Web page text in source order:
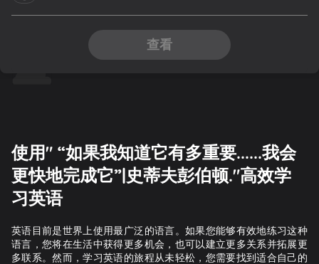
查看
使用" “如果我知道它有多重要......我会
更快地完成它”|史蒂夫彭伯顿."高效学
习英语
英语目前是世界上使用最广泛的语言。如果您能够有效地练习这种
语言，您将在生活中获得更多机会，也可以建立更多关系并拓展更
多联系。然而，学习英语的旅程从未轻松，您需要找到适合自己的